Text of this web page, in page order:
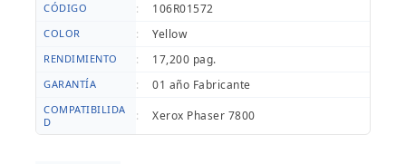
CÓDIGO : 106R01572
COLOR : Yellow
RENDIMIENTO : 17,200 pag.
GARANTÍA : 01 año Fabricante
COMPATIBILIDA
D
: Xerox Phaser 7800